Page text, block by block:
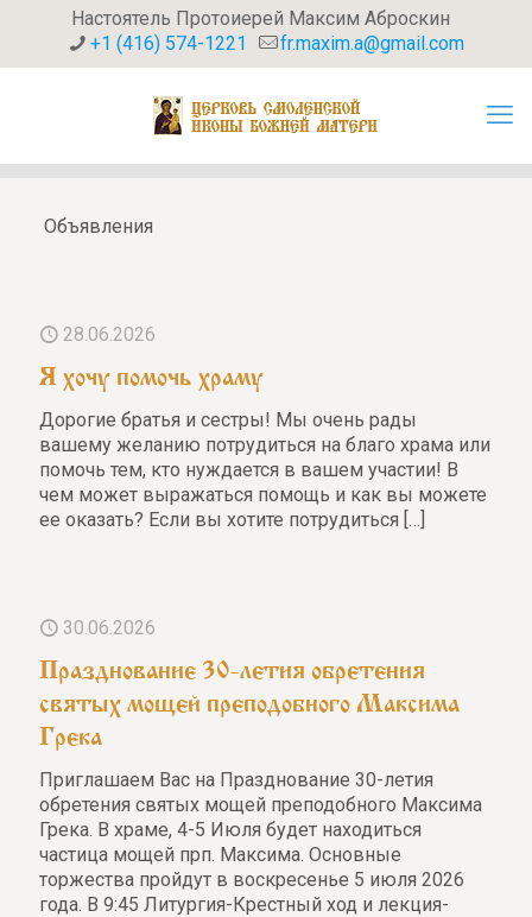
Настоятель Протоиерей Максим Аброскин
+1 (416) 574-1221
fr.maxim.a@gmail.com
Объявления
28.06.2026
Я хочу помочь храму
Дорогие братья и сестры! Мы очень рады
вашему желанию потрудиться на благо храма или
помочь тем, кто нуждается в вашем участии! В
чем может выражаться помощь и как вы можете
ее оказать? Если вы хотите потрудиться […]
30.06.2026
Празднование 30-летия обретения
святых мощей преподобного Максима
Грека
Приглашаем Вас на Празднование 30-летия
обретения святых мощей преподобного Максима
Грека. В храме, 4-5 Июля будет находиться
частица мощей прп. Максима. Основные
торжества пройдут в воскресенье 5 июля 2026
года. В 9:45 Литургия-Крестный ход и лекция-